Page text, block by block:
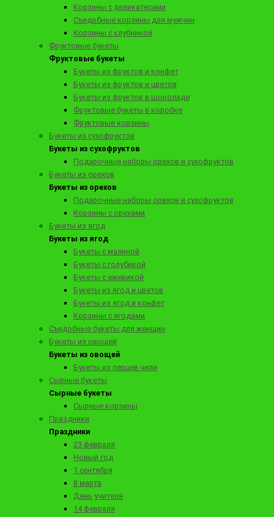
Корзины с деликатесами
Съедобные корзины для мужчин
Корзины с клубникой
Фруктовые букеты
Фруктовые букеты
Букеты из фруктов и конфет
Букеты из фруктов и цветов
Букеты из фруктов в шоколаде
Фруктовые букеты в коробке
Фруктовые корзины
Букеты из сухофруктов
Букеты из сухофруктов
Подарочные наборы орехов и сухофруктов
Букеты из орехов
Букеты из орехов
Подарочные наборы орехов и сухофруктов
Корзины с орехами
Букеты из ягод
Букеты из ягод
Букеты с малиной
Букеты с голубикой
Букеты с ежевикой
Букеты из ягод и цветов
Букеты из ягод и конфет
Корзины с ягодами
Съедобные букеты для женщин
Букеты из овощей
Букеты из овощей
Букеты из перцев чили
Сырные букеты
Сырные букеты
Сырные корзины
Праздники
Праздники
23 февраля
Новый год
1 сентября
8 марта
День учителя
14 февраля
Заказать
Букет-сердце на корице "Про любовь"
Клубника в шоколаде в ящике с цветами "Сиреневая нежность"